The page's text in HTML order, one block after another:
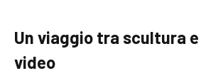
Un viaggio tra scultura
video